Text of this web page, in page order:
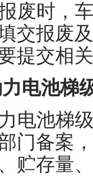
废时，
交报废
提交相
力电池
电池梯
门备案
贮存量